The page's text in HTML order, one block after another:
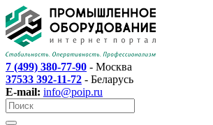
7 (499) 380-77-90 - Москва
37533 392-11-72 - Беларусь
E-mail: info@poip.ru